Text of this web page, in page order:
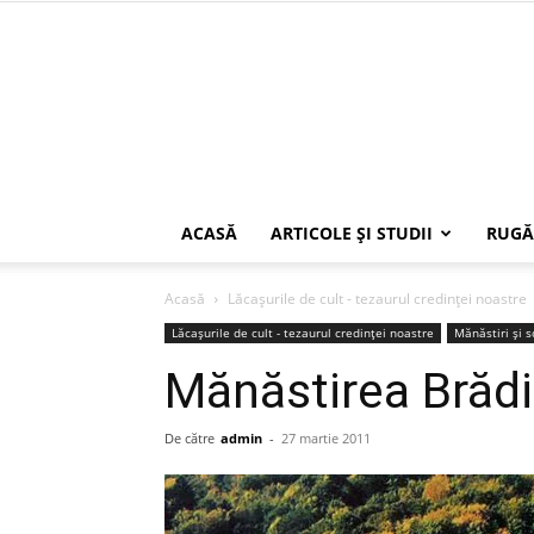
ACASĂ ARTICOLE ŞI STUDII
Acasă Lăcaşurile de cult - tezaurul credinţei noastre
Lăcaşurile de cult - tezaurul credinţei noastre Mănăstiri şi
Mănăstirea
De către admin - 27 martie 2011